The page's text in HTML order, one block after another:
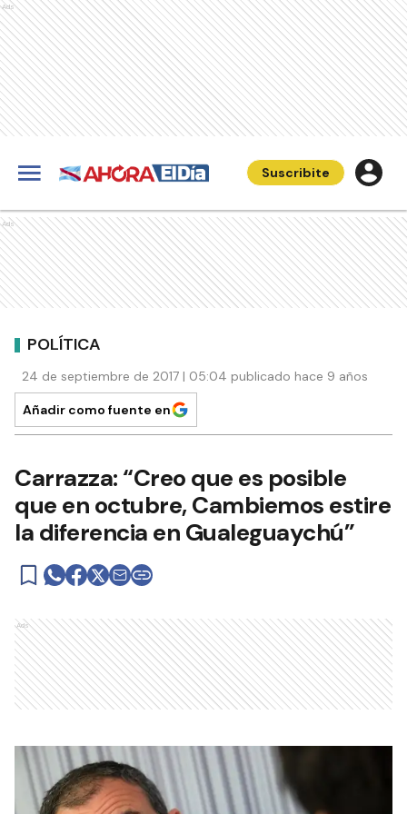
Ads
Suscribite
Ads
POLÍTICA
24 de septiembre de 2017 | 05:04 publicado hace 9 años
Añadir como fuente en
Carrazza: “Creo que es posible
que en octubre, Cambiemos estire
la diferencia en Gualeguaychú”
Ads